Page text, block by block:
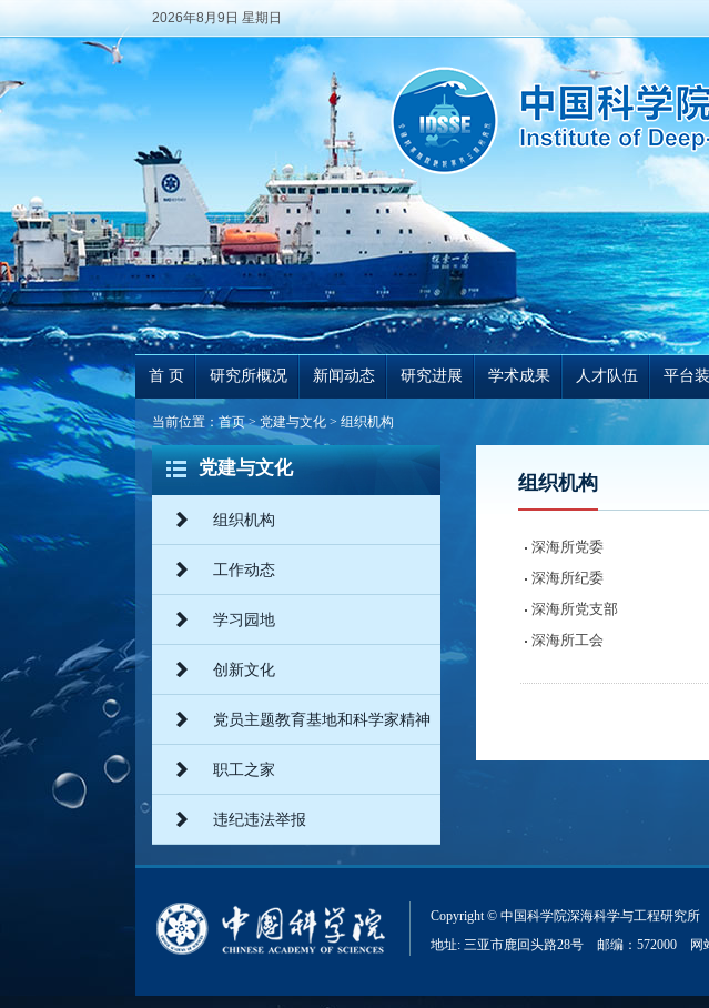
2026年8月9日 星期日
首 页 研究所概况 新闻动态 研究进展 学术成果 人才队伍 平台
当前位置：首页>党建与文化 > 组织机构
党建与文化
组织机构
工作动态
学习园地
创新文化
党员主题教育基地和科学家精神
教育基地
职工之家
违纪违法举报
组织机构
深海所党委
深海所纪委
深海所党支部
深海所工会
Copyright © 中国科学院深海科学与工程研究所
地址: 三亚市鹿回头路28号 邮编：572000 网